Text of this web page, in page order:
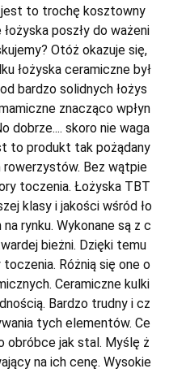
to trochę kosztowny
poszły do ważeni
Otóż okazuje się,
łożyska ceramiczne był
bardzo solidnych łożys
znacząco wpłyn
dobrze.... skoro nie waga
to produkt tak pożądany
Bez wątpie
toczenia. Łożyska TBT
klasy i jakości wśród ło
rynku. Wykonane są z c
bieżni. Dzięki temu
Różnią się one o
Ceramiczne kulki
Bardzo trudny i cz
tych elementów. Ce
obróbce jak stal. Myślę ż
na ich cenę. Wysokie